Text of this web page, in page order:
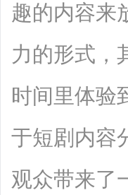
趣的内容来
力的形式，
时间里体验
于短剧内容
观众带来了